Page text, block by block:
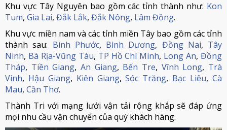
Khu vực Tây Nguyên bao gồm các tỉnh thành như: Kon
Tum, Gia Lai, Đắk Lắk, Đắk Nông, Lâm Đồng.
Khu vực miền nam và các tỉnh miền Tây bao gồm các tỉnh
thành sau: Bình Phước, Bình Dương, Đồng Nai, Tây
Ninh, Bà Rịa-Vũng Tàu, TP Hồ Chí Minh, Long An,Đồng
Tháp, Tiền Giang,An Giang, Bến Tre, Vĩnh Long, Trà
Vinh, Hậu Giang, Kiên Giang,Sóc Trăng, Bạc Liêu,Cà
Mau, Cần Thơ.
Thành Tri với mạng lưới vận tải rộng khắp sẽ đáp ứng
mọi nhu cầu vận chuyển của quý khách hàng.